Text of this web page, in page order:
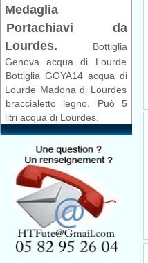
Medaglia
Portachiavi da
Lourdes.
Bottiglia
Genova acqua di Lourde
Bottiglia GOYA14 acqua di
Lourde Madona di Lourdes
braccialetto legno.
Può 5
litri acqua di Lourdes.